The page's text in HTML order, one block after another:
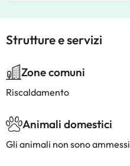
Strutture e servizi
Zone comuni
Riscaldamento
Animali domestici
Gli animali non sono ammessi